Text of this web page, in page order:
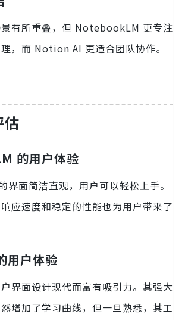
有所重叠，但 NotebookLM 更专注
，而 Notion AI 更适合团队协作。
估
的用户体验
面简洁直观，用户可以轻松上手。
应速度和稳定的性能也为用户带来了
户体验
界面设计现代而富有吸引力。其强大
增加了学习曲线，但一旦熟悉，其工